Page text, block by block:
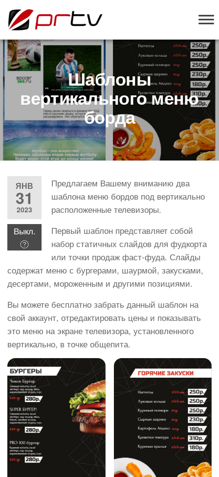
конструктор
слайд-шоу
телевизоров
Шаблоны
вертикального меню
борда
ЯНВ
31
2023
Выкл.
Предлагаем Вашему вниманию два
шаблона меню бордов под вертикально
расположенные телевизоры.
Первый шаблон представляет собой
набор статичных слайдов для фудкорта
или точки продаж фаст-фуда. Слайды
содержат меню с бургерами, шаурмой, закусками,
десертами, мороженным и другими позициями.
Вы можете бесплатно забрать данный шаблон на
свой аккаунт, отредактировать цены и показывать
это меню на экране телевизора, установленного
вертикально, в точке общепита.